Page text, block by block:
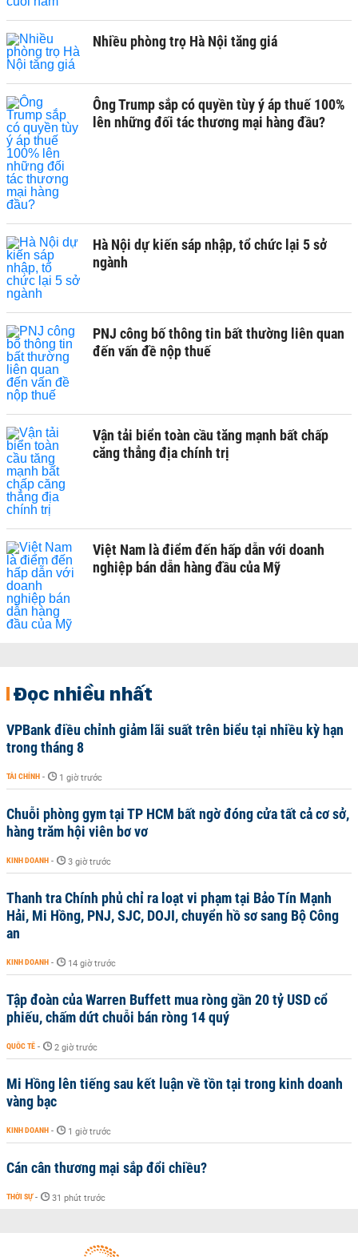
Nhiều phòng trọ Hà Nội tăng giá
Ông Trump sắp có quyền tùy ý áp thuế 100%
lên những đối tác thương mại hàng đầu?
Hà Nội dự kiến sáp nhập, tổ chức lại 5 sở
ngành
PNJ công bố thông tin bất thường liên quan
đến vấn đề nộp thuế
Vận tải biển toàn cầu tăng mạnh bất chấp
căng thẳng địa chính trị
Việt Nam là điểm đến hấp dẫn với doanh
nghiệp bán dẫn hàng đầu của Mỹ
Đọc nhiều nhất
VPBank điều chỉnh giảm lãi suất trên biểu tại nhiều kỳ hạn
trong tháng 8
TÀI CHÍNH - 1 giờ trước
Chuỗi phòng gym tại TP HCM bất ngờ đóng cửa tất cả cơ sở,
hàng trăm hội viên bơ vơ
KINH DOANH - 3 giờ trước
Thanh tra Chính phủ chỉ ra loạt vi phạm tại Bảo Tín Mạnh
Hải, Mi Hồng, PNJ, SJC, DOJI, chuyển hồ sơ sang Bộ Công
an
KINH DOANH - 14 giờ trước
Tập đoàn của Warren Buffett mua ròng gần 20 tỷ USD cổ
phiếu, chấm dứt chuỗi bán ròng 14 quý
QUỐC TẾ - 2 giờ trước
Mi Hồng lên tiếng sau kết luận về tồn tại trong kinh doanh
vàng bạc
KINH DOANH - 1 giờ trước
Cán cân thương mại sắp đổi chiều?
THỜI SỰ - 31 phút trước